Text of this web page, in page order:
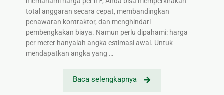
total anggaran secara cepat, membandingkan
penawaran kontraktor, dan menghindari
pembengkakan biaya. Namun perlu dipahami: harga
per meter hanyalah angka estimasi awal. Untuk
mendapatkan angka yang …
Baca selengkapnya